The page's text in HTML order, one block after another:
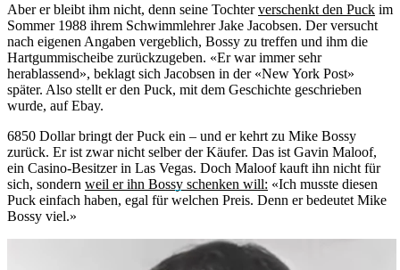
Aber er bleibt ihm nicht, denn seine Tochterverschenkt den Puck im
Sommer 1988 ihrem Schwimmlehrer Jake Jacobsen. Der versucht
nach eigenen Angaben vergeblich, Bossy zu treffen und ihm die
Hartgummischeibe zurückzugeben. «Er war immer sehr
herablassend», beklagt sich Jacobsen in der «New York Post»
später. Also stellt er den Puck, mit dem Geschichte geschrieben
wurde, auf Ebay.
6850 Dollar bringt der Puck ein – und er kehrt zu Mike Bossy
zurück. Er ist zwar nicht selber der Käufer. Das ist Gavin Maloof,
ein Casino-Besitzer in Las Vegas. Doch Maloof kauft ihn nicht für
sich, sondern weil er ihn Bossy schenken will: «Ich musste diesen
Puck einfach haben, egal für welchen Preis. Denn er bedeutet Mike
Bossy viel.»